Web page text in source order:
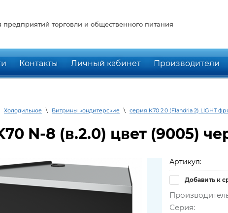
торговли и общественного питания
Контакты Личный кабинет Производители
Холодильное \ Витрины кондитерские \ серия K70 2.0 (Flandria 2) LIGHT
N-8 (в.2.0) цвет (9005)
Артикул:
Добавить к
Серия: